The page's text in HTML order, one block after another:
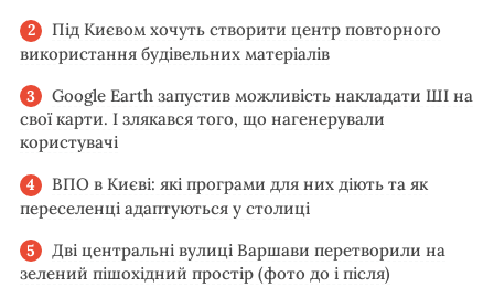
Під Києвом хочуть створити центр повторного
використання будівельних матеріалів
Google Earth запустив можливість накладати ШІ на
свої карти. І злякався того, що нагенерували
користувачі
ВПО в Києві: які програми для них діють та як
переселенці адаптуються у столиці
Дві центральні вулиці Варшави перетворили на
зелений пішохідний простір (фото до і після)